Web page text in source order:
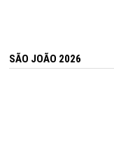
SÃO JOÃO 2026